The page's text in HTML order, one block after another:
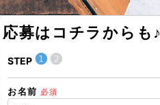
応募はコチラからも♪
STEP ❶❷
お名前 必須